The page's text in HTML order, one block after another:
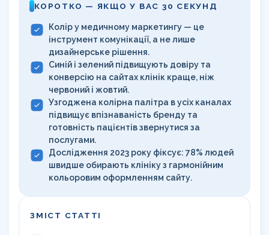
Статті
КОРОТКО — ЯКЩО У ВАС 30 СЕКУНД
Колір у медичному маркетингу — це
інструмент комунікації, а не лише
дизайнерське рішення.
Синій і зелений підвищують довіру та
конверсію на сайтах клінік краще, ніж
червоний і жовтий.
Узгоджена колірна палітра в усіх каналах
підвищує впізнаваність бренду та
готовність пацієнтів звернутися за
послугами.
Дослідження 2023 року фіксує: 78% людей
швидше обирають клініку з гармонійним
кольоровим оформленням сайту.
ЗМІСТ СТАТТІ